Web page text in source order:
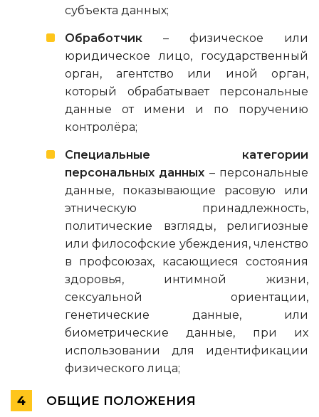
субъекта данных;
Обработчик – физическое или
юридическое лицо, государственный
орган, агентство или иной орган,
который обрабатывает персональные
данные от имени и по поручению
контролёра;
Специальные категории
персональных данных – персональные
данные, показывающие расовую или
этническую принадлежность,
политические взгляды, религиозные
или философские убеждения, членство
в профсоюзах, касающиеся состояния
здоровья, интимной жизни,
сексуальной ориентации,
генетические данные, или
биометрические данные, при их
использовании для идентификации
физического лица;
ОБЩИЕ ПОЛОЖЕНИЯ